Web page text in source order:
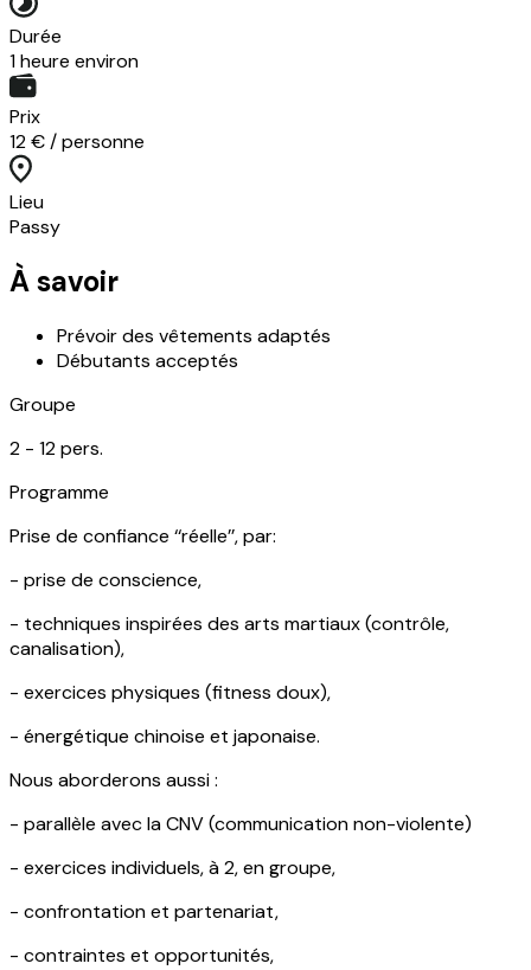
Durée
1 heure environ
Prix
12 € / personne
Lieu
Passy
À savoir
Prévoir des vêtements adaptés
Débutants acceptés
Groupe
2 - 12pers.
Programme
Prise de confiance ‘‘réelle’’, par:
- prise de conscience,
- techniques inspirées des arts martiaux (contrôle,
canalisation),
- exercices physiques (fitness doux),
- énergétique chinoise et japonaise.
Nous aborderons aussi :
- parallèle avec la CNV (communication non-violente)
- exercices individuels, à 2, en groupe,
- confrontation et partenariat,
- contraintes et opportunités,